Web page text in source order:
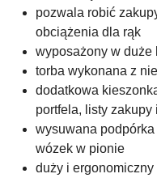
pozwala robić
obciążenia dla rąk
wyposażony w duże
torba wykonana z
dodatkowa
portfela, listy zakupy
wysuwana
wózek w pionie
duży i